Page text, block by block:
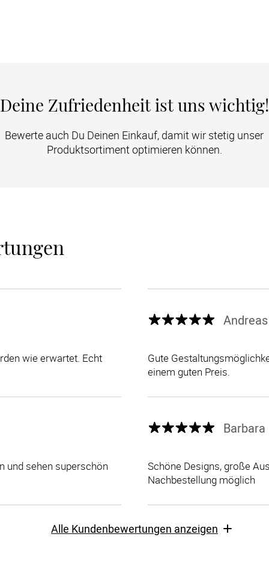
Deine Zufriedenheit ist uns wichtig!
Bewerte auch Du Deinen Einkauf, damit wir stetig unser
Produktsortiment optimieren können.
wie erwartet. Echt
Gute
einem guten Preis.
und sehen superschön
Barbara
Schöne Designs, große
Nachbestellung möglich
Alle Kundenbewertungen anzeigen